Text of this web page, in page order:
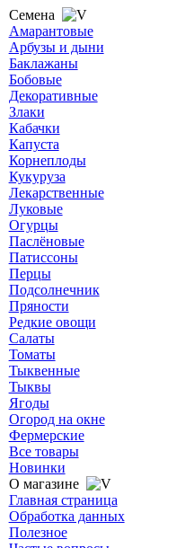
Семена
Амарантовые
Арбузы и дыни
Баклажаны
Бобовые
Декоративные
Злаки
Кабачки
Капуста
Корнеплоды
Кукуруза
Лекарственные
Луковые
Огурцы
Паслёновые
Патиссоны
Перцы
Подсолнечник
Пряности
Редкие овощи
Салаты
Томаты
Тыквенные
Тыквы
Ягоды
Огород на окне
Фермерские
Все товары
Новинки
О магазине
Главная страница
Обработка данных
Полезное